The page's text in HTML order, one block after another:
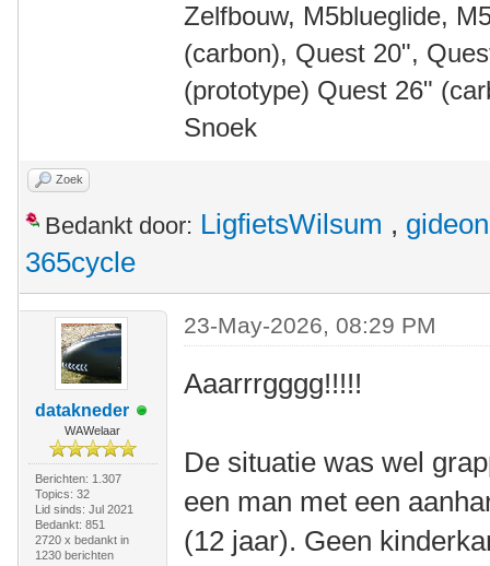
Zelfbouw, M5blueglide,
(carbon), Quest 20",
(prototype) Quest 26"
Snoek
Zoek
Bedankt door: LigfietsWilsum , gideon
365cycle
datakneder
WAWelaar
Berichten: 1.307
Topics: 32
Lid sinds: Jul 2021
Bedankt: 851
2720 x bedankt in
1230 berichten
23-May-2026, 08:29 PM
Aaarrrgggg!!!!!
De situatie was wel
een man met een
(12 jaar). Geen